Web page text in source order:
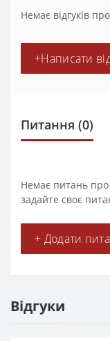
Немає відгуків
+Написати
Питання (0)
Немає питань
задайте своє
+ Додати
Відгуки